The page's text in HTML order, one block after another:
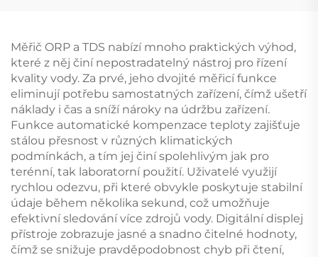
Měřič ORP a TDS nabízí mnoho praktických výhod,
které z něj činí nepostradatelný nástroj pro řízení
kvality vody. Za prvé, jeho dvojité měřicí funkce
eliminují potřebu samostatných zařízení, čímž ušetří
náklady i čas a sníží nároky na údržbu zařízení.
Funkce automatické kompenzace teploty zajišťuje
stálou přesnost v různých klimatických
podmínkách, a tím jej činí spolehlivým jak pro
terénní, tak laboratorní použití. Uživatelé využijí
rychlou odezvu, při které obvykle poskytuje stabilní
údaje během několika sekund, což umožňuje
efektivní sledování více zdrojů vody. Digitální displej
přístroje zobrazuje jasné a snadno čitelné hodnoty,
čímž se snižuje pravděpodobnost chyb při čtení,